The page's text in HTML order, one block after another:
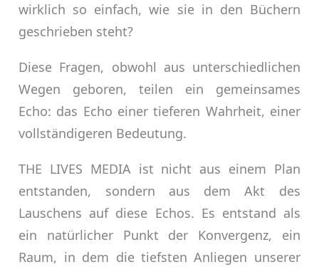
wirklich so einfach, wie sie in den Büchern
geschrieben steht?
Diese Fragen, obwohl aus unterschiedlichen
Wegen geboren, teilen ein gemeinsames
Echo: das Echo einer tieferen Wahrheit, einer
vollständigeren Bedeutung.
THE LIVES MEDIA ist nicht aus einem Plan
entstanden, sondern aus dem Akt des
Lauschens auf diese Echos. Es entstand als
ein natürlicher Punkt der Konvergenz, ein
Raum, in dem die tiefsten Anliegen unserer